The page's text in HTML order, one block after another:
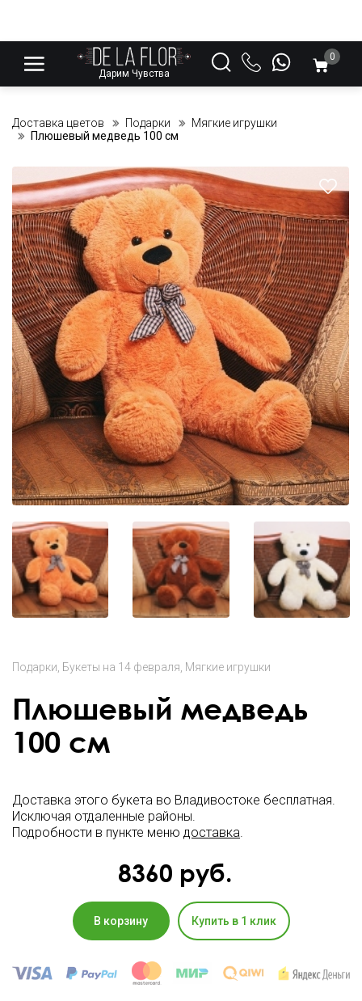
Дарим Чувства
0
Доставка цветов Подарки
Мягкие игрушки
Плюшевый медведь 100 см
Подарки Букеты на 14 февраля Мягкие игрушки
Плюшевый медведь
100 см
Доставка этого букета во Владивостоке бесплатная.
Исключая отдаленные районы.
Подробности в пункте меню доставка.
8360 руб.
В корзину Купить в 1 клик